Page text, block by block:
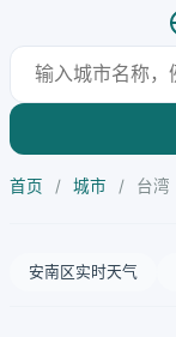
首页 / 城市 / 台湾
安南区实时天气